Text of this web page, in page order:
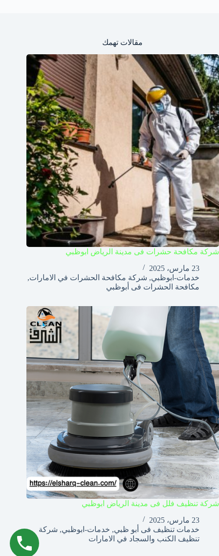
مقالات تهمك
شركة مكافحة حشرات فى مدينة الرياض ابوظبي
23 مارس، 2025
خدمات-ابوظبي, شركة مكافحة الحشرات في الامارات,
مكافحة الحشرات فى أبوظبي
شركة تنظيف فلل فى مدينة الرياض ابوظبي
23 مارس، 2025
خدمات تنظيف فى أبو ظبي, خدمات-ابوظبي, شركة
تنظيف الكنب والسجاد في الامارات